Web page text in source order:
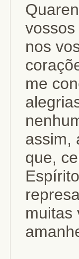
nos
me
assim,
que,
muitas